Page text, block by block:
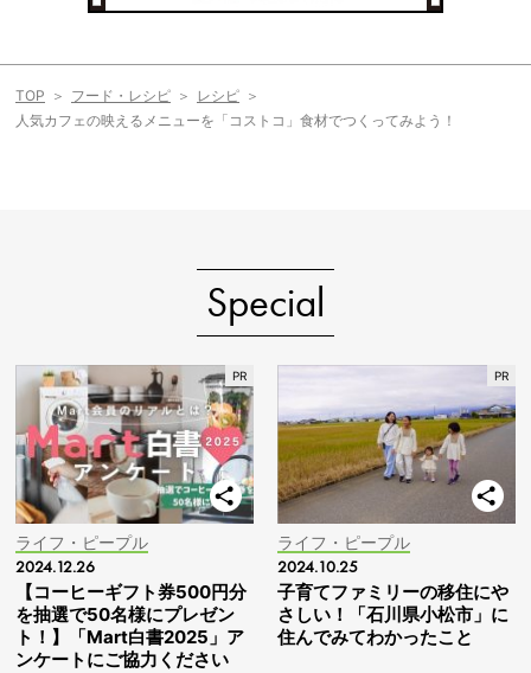
TOP フード・レシピ
レシピ
人気カフェの映えるメニューを「コストコ」食材でつくってみよう！
Special
ライフ・ピープル
2024.12.26
【コーヒーギフト券500円分
を抽選で50名様にプレゼン
ト！】「Mart白書2025」ア
ンケートにご協力ください
ライフ・ピープル
2024.10.25
子育てファミリーの移住にや
さしい！「石川県小松市」に
住んでみてわかったこと